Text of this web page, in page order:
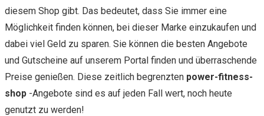
diesem Shop gibt. Das bedeutet, dass Sie immer eine
Möglichkeit finden können, bei dieser Marke einzukaufen und
dabei viel Geld zu sparen. Sie können die besten Angebote
und Gutscheine auf unserem Portal finden und überraschende
Preise genießen. Diese zeitlich begrenzten power-fitness-
shop -Angebote sind es auf jeden Fall wert, noch heute
genutzt zu werden!